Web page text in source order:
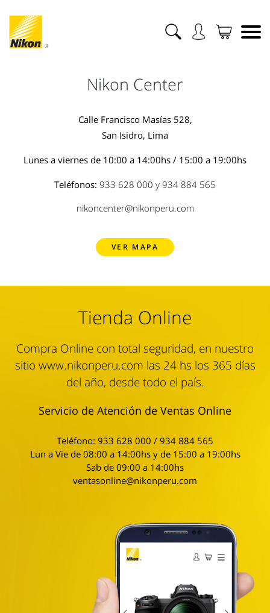
Nikon Center
Calle Francisco Masías 528,
San Isidro, Lima
Lunes a viernes de 10:00 a 14:00hs / 15:00 a 19:00hs
Teléfonos: 933 628 000 y 934 884 565
nikoncenter@nikonperu.com
VER MAPA
Tienda Online
Compra Online con total seguridad, en nuestro
sitio www.nikonperu.com las 24 hs los 365 días
del año, desde todo el país.
Servicio de Atención de Ventas Online
Teléfono: 933 628 000 / 934 884 565
Lun a Vie de 08:00 a 14:00hs y de 15:00 a 19:00hs
Sab de 09:00 a 14:00hs
ventasonline@nikonperu.com